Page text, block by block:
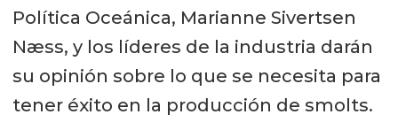
Política Oceánica, Marianne Sivertsen
Næss, y los líderes de la industria darán
su opinión sobre lo que se necesita para
tener éxito en la producción de smolts.